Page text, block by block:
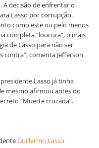
A decisão de enfrentar o
Lasso por corrupção.
como este ou pelo menos
completa “loucura”, o mais
de Lasso para não ser
comenta Jefferson
Lasso já tinha
mesmo afirmou antes do
“Muerte cruzada”.
Guillermo Lasso